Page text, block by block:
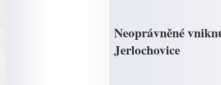
Neoprávněné
Jerlochovice